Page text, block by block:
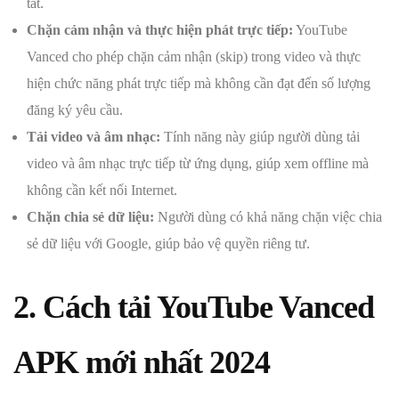
Chặn cảm nhận và thực hiện phát trực tiếp: YouTube
Vanced cho phép chặn cảm nhận (skip) trong video và thực
hiện chức năng phát trực tiếp mà không cần đạt đến số lượng
đăng ký yêu cầu.
Tải video và âm nhạc: Tính năng này giúp người dùng tải
video và âm nhạc trực tiếp từ ứng dụng, giúp xem offline mà
không cần kết nối Internet.
Chặn chia sẻ dữ liệu: Người dùng có khả năng chặn việc chia
sẻ dữ liệu với Google, giúp bảo vệ quyền riêng tư.
2. Cách tải YouTube Vanced
APK mới nhất 2024